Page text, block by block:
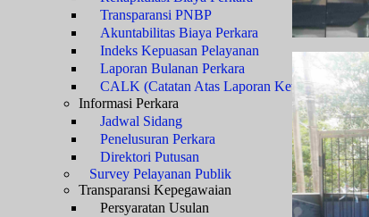
Transparansi PNBP
Akuntabilitas Biaya Perkara
Indeks Kepuasan Pelayanan
Laporan Bulanan Perkara
CALK (Catatan Atas Laporan Keuangan)
Informasi Perkara
Jadwal Sidang
Penelusuran Perkara
Direktori Putusan
Survey Pelayanan Publik
Transparansi Kepegawaian
Persyaratan Usulan